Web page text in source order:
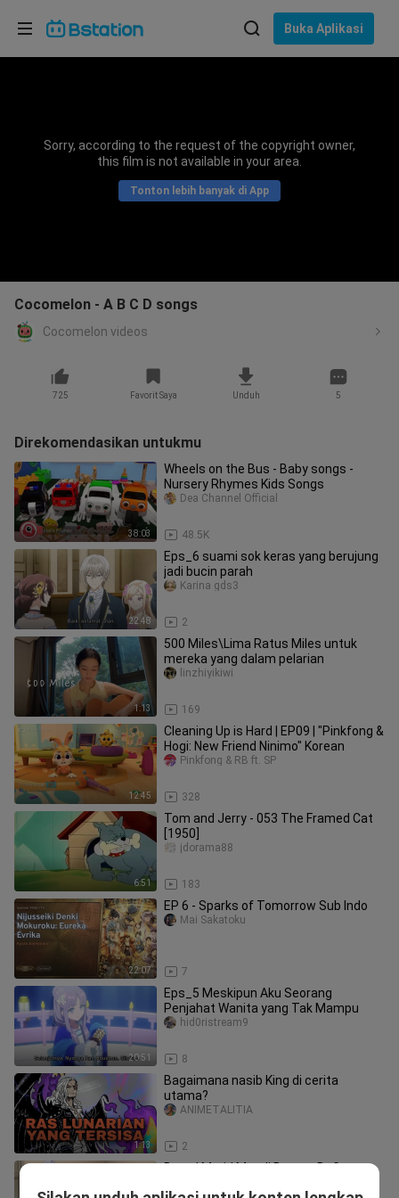
Buka Aplikasi
Sorry, according to the request of the copyright owner,
this film is not available in your area.
Tonton lebih banyak di App
Cocomelon - A B C D songs
Cocomelon videos
725 Favorit Saya Unduh 5
Direkomendasikan untukmu
38:03
Wheels on the Bus - Baby songs -
Nursery Rhymes Kids Songs
48.5K
Dea Channel Official
22:48
Eps_6 suami sok keras yang berujung
jadi bucin parah
2
Karina gds3
1:13
500 Miles\Lima Ratus Miles untuk
mereka yang dalam pelarian
169
linzhiyikiwi
12:45
Cleaning Up is Hard | EP09 | "Pinkfong &
Hogi: New Friend Ninimo" Korean
328
Pinkfong & RB ft. SP
6:51
Tom and Jerry - 053 The Framed Cat
[1950]
183
jdorama88
22:07
EP 6 - Sparks of Tomorrow Sub Indo
7
Mai Sakatoku
20:51
Eps_5 Meskipun Aku Seorang
Penjahat Wanita yang Tak Mampu
8
hid0ristream9
1:13
Bagaimana nasib King di cerita
utama?
2
ANIMETALITIA
Brutal Murid Mandi Bareng BuGuru
Pilih bahasa
Bahasa Indonesia